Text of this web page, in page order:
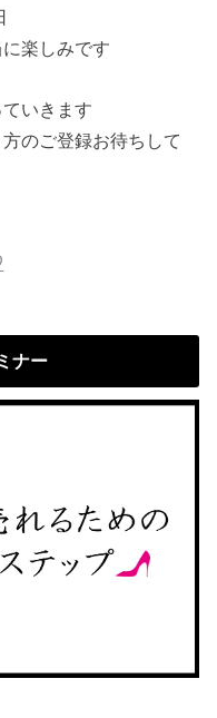
楽しみです
いきます
のご登録お待ちして
ナー